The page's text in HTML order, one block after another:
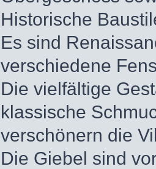
Historische
Es sind
verschiedene
Die vielfältige
klassische
verschönern die
Die Giebel sind